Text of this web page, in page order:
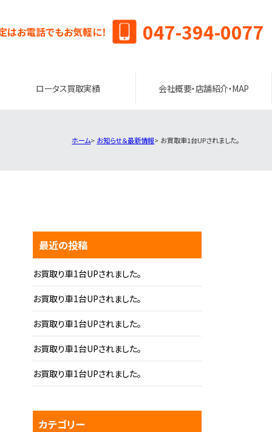
はお電話でもお気軽に！ 047-394-0077
ロータス買取実績 会社概要・店舗紹介・MAP
ホーム お知らせ＆最新情報 お買取車1台UPされました。
最近の投稿
お買取り車1台UPされました。
お買取り車1台UPされました。
お買取り車1台UPされました。
お買取り車1台UPされました。
お買取り車1台UPされました。
カテゴリー